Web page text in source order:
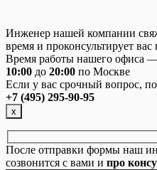
Инженер нашей компании
время и проконсультирует
Время работы нашего офиса
10:00 до 20:00 по Москве
Если у вас срочный вопрос,
+7 (495) 295-90-95
х
После отправки формы наш
созвонится с вами и про